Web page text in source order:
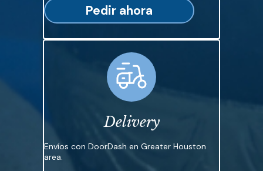
Pedir ahora
Delivery
Envíos con DoorDash en Greater Houston
area.